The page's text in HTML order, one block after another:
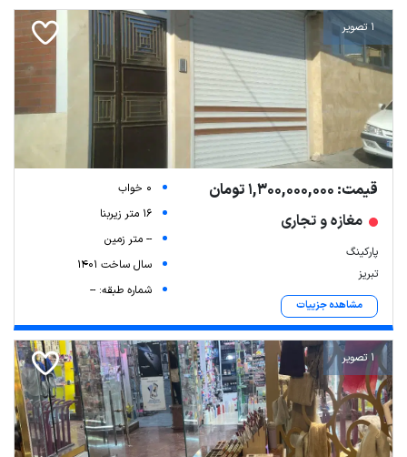
1 تصویر
قیمت: 1,300,000,000 تومان
مغازه و تجاری
پارکینگ
تبریز
مشاهده جزییات
0 خواب
16 متر زیربنا
-- متر زمین
سال ساخت 1401
شماره طبقه: --
1 تصویر